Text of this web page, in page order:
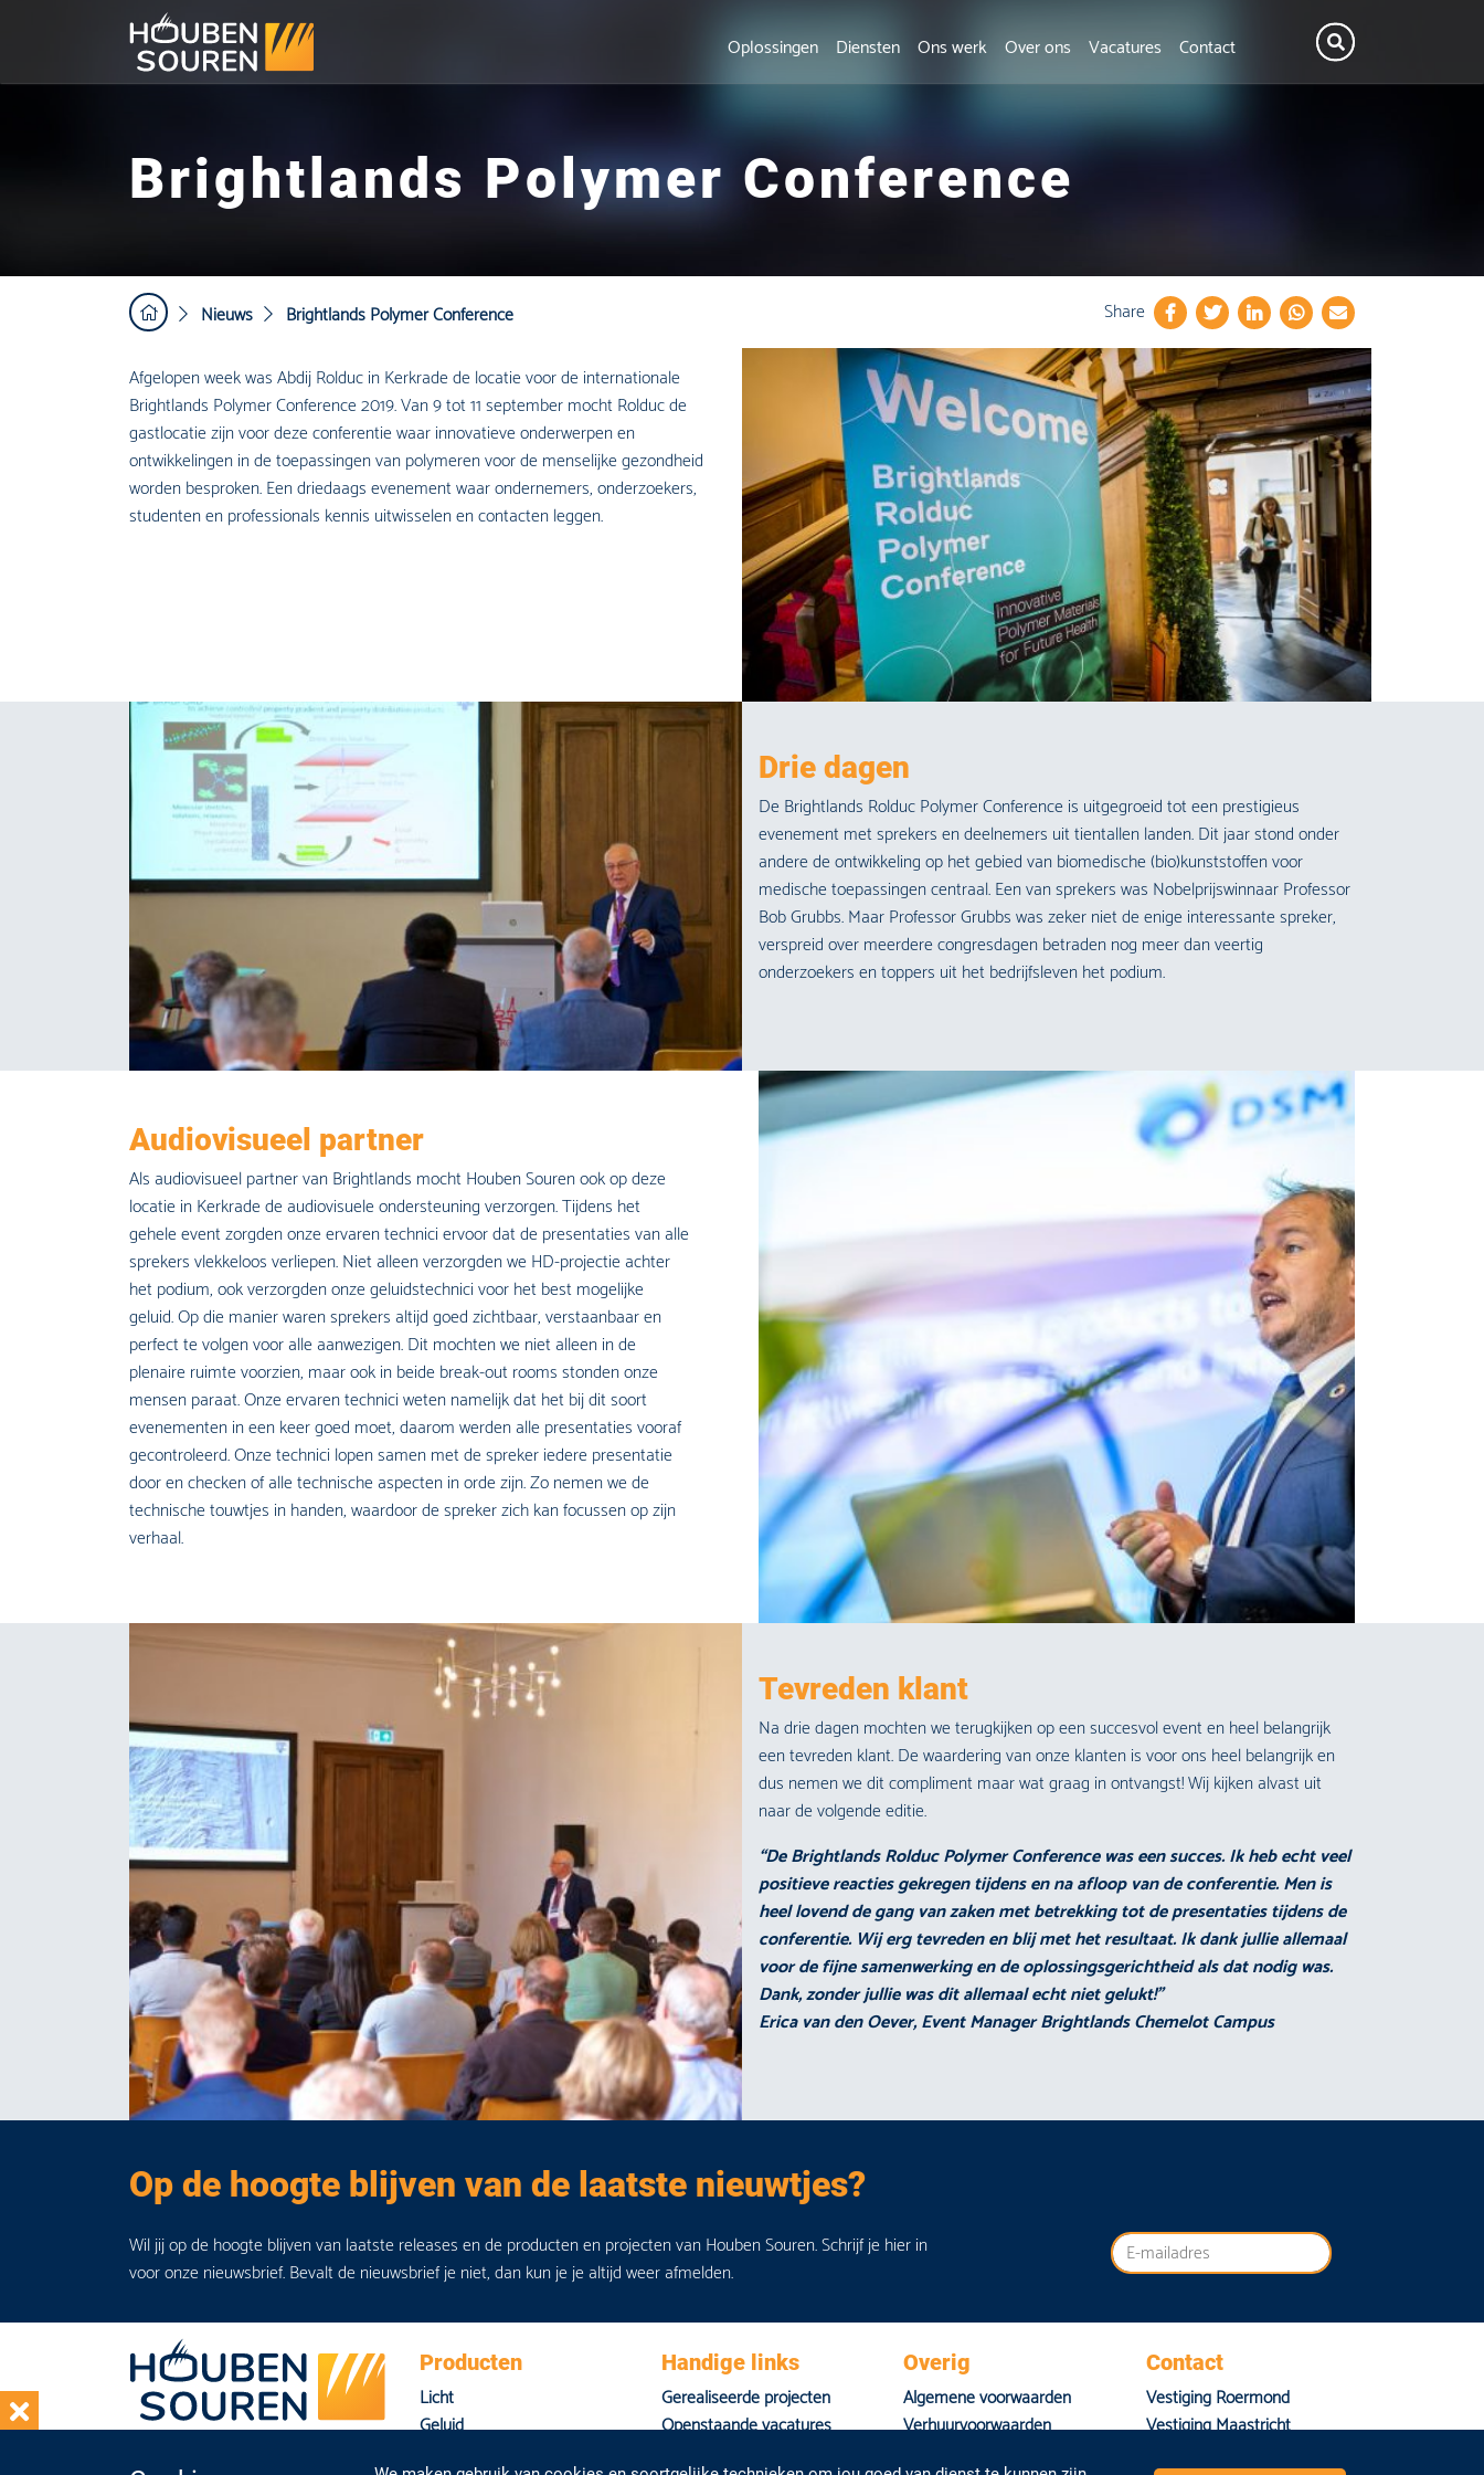
Oplossingen Diensten Ons werk Over ons Vacatures Contact
Brightlands Polymer Conference
Nieuws Brightlands Polymer Conference Share
Afgelopen week was Abdij Rolduc in Kerkrade de locatie voor de internationale
Brightlands Polymer Conference 2019. Van 9 tot 11 september mocht Rolduc de
gastlocatie zijn voor deze conferentie waar innovatieve onderwerpen en
ontwikkelingen in de toepassingen van polymeren voor de menselijke gezondheid
worden besproken. Een driedaags evenement waar ondernemers, onderzoekers,
studenten en professionals kennis uitwisselen en contacten leggen.
Drie dagen
De Brightlands Rolduc Polymer Conference is uitgegroeid tot een prestigieus
evenement met sprekers en deelnemers uit tientallen landen. Dit jaar stond onder
andere de ontwikkeling op het gebied van biomedische (bio)kunststoffen voor
medische toepassingen centraal. Een van sprekers was Nobelprijswinnaar Professor
Bob Grubbs. Maar Professor Grubbs was zeker niet de enige interessante spreker,
verspreid over meerdere congresdagen betraden nog meer dan veertig
onderzoekers en toppers uit het bedrijfsleven het podium.
Audiovisueel partner
Als audiovisueel partner van Brightlands mocht Houben Souren ook op deze
locatie in Kerkrade de audiovisuele ondersteuning verzorgen. Tijdens het
gehele event zorgden onze ervaren technici ervoor dat de presentaties van alle
sprekers vlekkeloos verliepen. Niet alleen verzorgden we HD-projectie achter
het podium, ook verzorgden onze geluidstechnici voor het best mogelijke
geluid. Op die manier waren sprekers altijd goed zichtbaar, verstaanbaar en
perfect te volgen voor alle aanwezigen. Dit mochten we niet alleen in de
plenaire ruimte voorzien, maar ook in beide break-out rooms stonden onze
mensen paraat. Onze ervaren technici weten namelijk dat het bij dit soort
evenementen in een keer goed moet, daarom werden alle presentaties vooraf
gecontroleerd. Onze technici lopen samen met de spreker iedere presentatie
door en checken of alle technische aspecten in orde zijn. Zo nemen we de
technische touwtjes in handen, waardoor de spreker zich kan focussen op zijn
verhaal.
Tevreden klant
Na drie dagen mochten we terugkijken op een succesvol event en heel belangrijk
een tevreden klant. De waardering van onze klanten is voor ons heel belangrijk en
dus nemen we dit compliment maar wat graag in ontvangst! Wij kijken alvast uit
naar de volgende editie.
“De Brightlands Rolduc Polymer Conference was een succes. Ik heb echt veel
positieve reacties gekregen tijdens en na afloop van de conferentie. Men is
heel lovend de gang van zaken met betrekking tot de presentaties tijdens de
conferentie. Wij erg tevreden en blij met het resultaat. Ik dank jullie allemaal
voor de fijne samenwerking en de oplossingsgerichtheid als dat nodig was.
Dank, zonder jullie was dit allemaal echt niet gelukt!”
Erica van den Oever, Event Manager Brightlands Chemelot Campus
Op de hoogte blijven van de laatste nieuwtjes?
Wil jij op de hoogte blijven van laatste releases en de producten en projecten van Houben Souren. Schrijf je hier in
voor onze nieuwsbrief. Bevalt de nieuwsbrief je niet, dan kun je je altijd weer afmelden.
Producten
Licht
Geluid
Handige links
Gerealiseerde projecten
Openstaande vacatures
Overig
Algemene voorwaarden
Verhuurvoorwaarden
Contact
Vestiging Roermond
Vestiging Maastricht